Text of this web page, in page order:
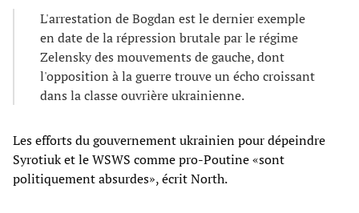
L'arrestation de Bogdan est le dernier exemple
en date de la répression brutale par le régime
Zelensky des mouvements de gauche, dont
l'opposition à la guerre trouve un écho croissant
dans la classe ouvrière ukrainienne.
Les efforts du gouvernement ukrainien pour dépeindre
Syrotiuk et le WSWS comme pro-Poutine «sont
politiquement absurdes», écrit North.